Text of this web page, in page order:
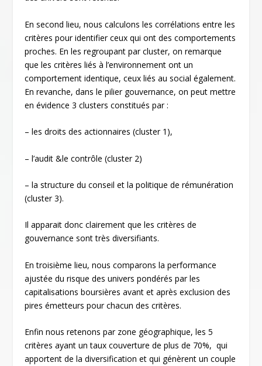
En second lieu, nous calculons les corrélations entre les
critères pour identifier ceux qui ont des comportements
proches. En les regroupant par cluster, on remarque
que les critères liés à l’environnement ont un
comportement identique, ceux liés au social également.
En revanche, dans le pilier gouvernance, on peut mettre
en évidence 3 clusters constitués par :
– les droits des actionnaires (cluster 1),
– l’audit &le contrôle (cluster 2)
– la structure du conseil et la politique de rémunération
(cluster 3).
Il apparait donc clairement que les critères de
gouvernance sont très diversifiants.
En troisième lieu, nous comparons la performance
ajustée du risque des univers pondérés par les
capitalisations boursières avant et après exclusion des
pires émetteurs pour chacun des critères.
Enfin nous retenons par zone géographique, les 5
critères ayant un taux couverture de plus de 70%, qui
apportent de la diversification et qui génèrent un couple